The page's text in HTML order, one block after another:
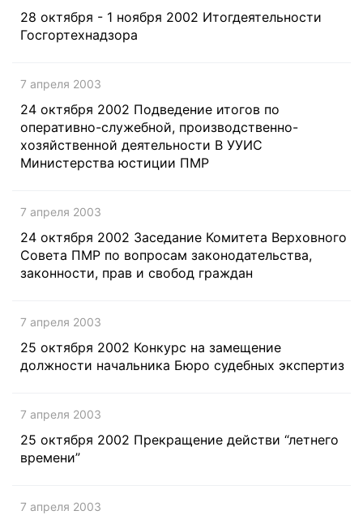
28 октября - 1 ноября 2002 Итогдеятельности
Госгортехнадзора
7 апреля 2003
24 октября 2002 Подведение итогов по
оперативно-служебной, производственно-
хозяйственной деятельности В УУИС
Министерства юстиции ПМР
7 апреля 2003
24 октября 2002 Заседание Комитета Верховного
Совета ПМР по вопросам законодательства,
законности, прав и свобод граждан
7 апреля 2003
25 октября 2002 Конкурс на замещение
должности начальника Бюро судебных экспертиз
7 апреля 2003
25 октября 2002 Прекращение действи “летнего
времени”
7 апреля 2003